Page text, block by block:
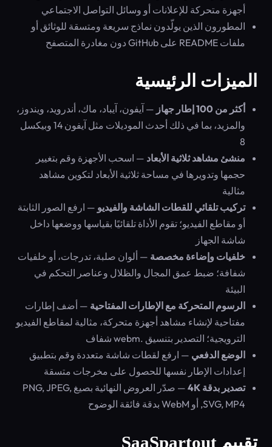
أجهزة متحركة للإعلانات أو وسائل التواصل الاجتماعي
المطورون الذين يولّدون نماذج سريعة ومتسقة للوثائق أو
ملفات README على GitHub دون مغادرة المتصفح
الميزات الرئيسية
أكثر من 100 إطار جهاز
— آيفون، آيباد، ماك، أندرويد، ويندوز،
والمزيد، بما في ذلك أحدث الموديلات مثل آيفون 14 وبيكسل
8
منشئ مشاهد ثلاثية الأبعاد — اسحب الأجهزة وقم بتغيير
حجمها وتدويرها في مساحة ثلاثية الأبعاد لتكوين مشاهد
مثالية
تركيب تلقائي للقطات الشاشة والفيديو — ارفع الصور الثابتة
أو مقاطع الفيديو؛ تقوم الأداة تلقائيًا بقياسها ووضعها داخل
شاشة الجهاز
خلفيات وإضاءة مخصصة — ألوان صلبة، تدرجات، أو خلفيات
شفافة؛ ضبط عمق المجال والظلال وعناصر التحكم في
البيئة
الرسوم المتحركة مع الإطارات المفتاحية — أضف إطارات
مفتاحية لإنشاء مشاهد أجهزة متحركة، مثالية لمقاطع الفيديو
الترويجية؛ التصدير بتنسيق .webm شفاف
الوضع الدفعي — ارفع لقطات شاشة متعددة وقم بتطبيق
إعدادات الإطار نفسها للحصول على مخرجات متسقة
تصدير بدقة 4K
— صدّر العروض النهائية بصيغ PNG, JPEG,
SVG, MP4, أو WebM بدقة فائقة الوضوح
تقييم SaaSpartout